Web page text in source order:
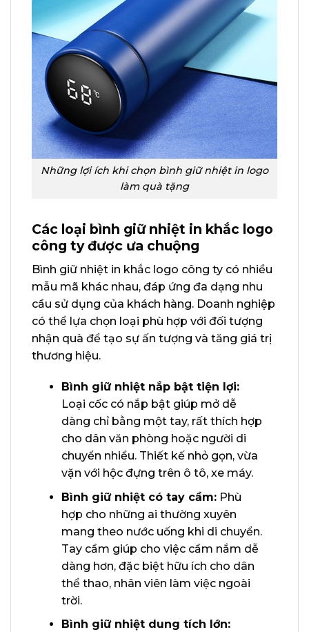
Những lợi ích khi chọn bình giữ nhiệt in logo
làm quà tặng
Các loại bình giữ nhiệt in khắc logo
công ty được ưa chuộng
Bình giữ nhiệt in khắc logo công ty có nhiều
mẫu mã khác nhau, đáp ứng đa dạng nhu
cầu sử dụng của khách hàng. Doanh nghiệp
có thể lựa chọn loại phù hợp với đối tượng
nhận quà để tạo sự ấn tượng và tăng giá trị
thương hiệu.
Bình giữ nhiệt nắp bật tiện lợi:
Loại cốc có nắp bật giúp mở dễ
dàng chỉ bằng một tay, rất thích hợp
cho dân văn phòng hoặc người di
chuyển nhiều. Thiết kế nhỏ gọn, vừa
vặn với hộc đựng trên ô tô, xe máy.
Bình giữ nhiệt có tay cầm:Phù
hợp cho những ai thường xuyên
mang theo nước uống khi di chuyển.
Tay cầm giúp cho việc cầm nắm dễ
dàng hơn, đặc biệt hữu ích cho dân
thể thao, nhân viên làm việc ngoài
trời.
Bình giữ nhiệt dung tích lớn: